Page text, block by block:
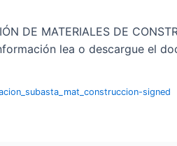
DE MATERIALES DE
lea o descargue el
signed